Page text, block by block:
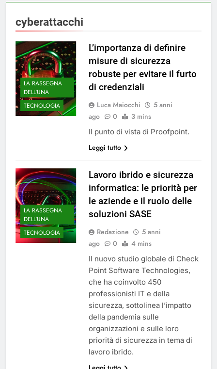
cyberattacchi
LA RASSEGNA
DELL'UNA
TECNOLOGIA
L’importanza di definire
misure di sicurezza
robuste per evitare il furto
di credenziali
Luca Maiocchi
5 anni
ago
0 3 mins
Il punto di vista di Proofpoint.
Leggi tutto
LA RASSEGNA
DELL'UNA
TECNOLOGIA
Lavoro ibrido e sicurezza
informatica: le priorità per
le aziende e il ruolo delle
soluzioni SASE
Redazione
5 anni
ago
0 4 mins
Il nuovo studio globale di Check
Point Software Technologies,
che ha coinvolto 450
professionisti IT e della
sicurezza, sottolinea l’impatto
della pandemia sulle
organizzazioni e sulle loro
priorità di sicurezza in tema di
lavoro ibrido.